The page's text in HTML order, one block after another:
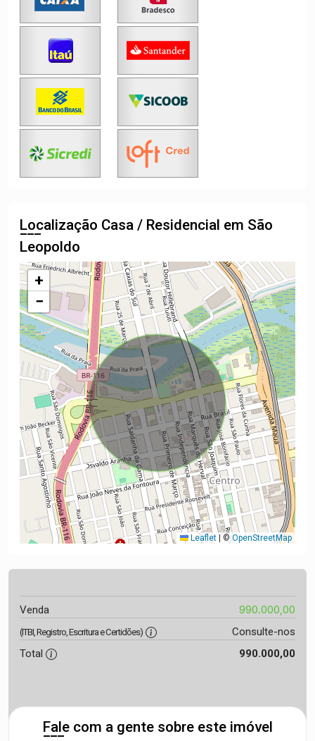
Localização Casa / Residencial em São
Leopoldo
+
−
Leaflet ©OpenStreetMap
Venda 990.000,00
(ITBI, Registro, Escritura e Certidões)
Consulte-nos
Total
990.000,00
Fale com a gente sobre este imóvel